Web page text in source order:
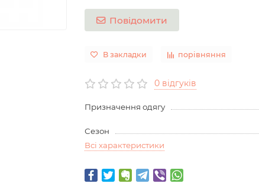
Повідомити
В закладки порівняння
0 відгуків
Призначення одягу
Сезон
Всі характеристики